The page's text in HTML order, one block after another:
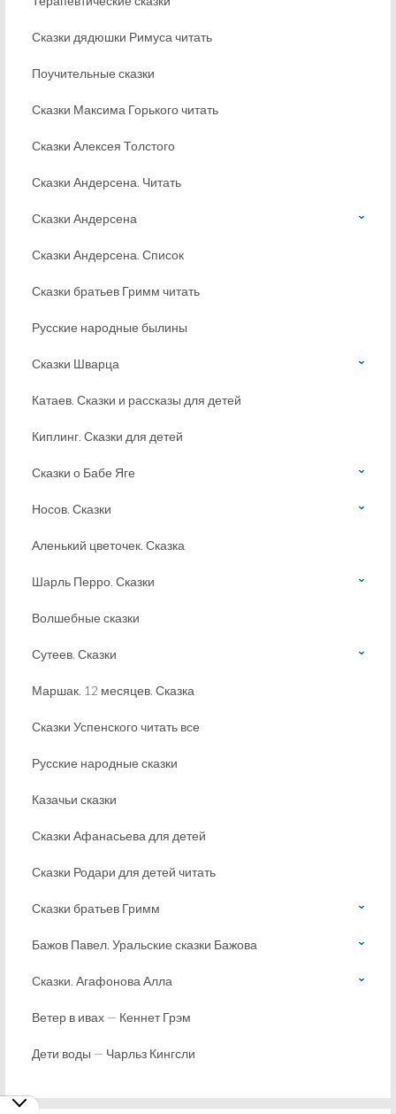
Сказки дядюшки Римуса читать
Поучительные сказки
Сказки Максима Горького читать
Сказки Алексея Толстого
Сказки Андерсена. Читать
Сказки Андерсена
Сказки Андерсена. Список
Сказки братьев Гримм читать
Русские народные былины
Сказки Шварца
Катаев. Сказки и рассказы для детей
Киплинг. Сказки для детей
Сказки о Бабе Яге
Носов. Сказки
Аленький цветочек. Сказка
Шарль Перро. Сказки
Волшебные сказки
Сутеев. Сказки
Маршак. 12 месяцев. Сказка
Сказки Успенского читать все
Русские народные сказки
Казачьи сказки
Сказки Афанасьева для детей
Сказки Родари для детей читать
Сказки братьев Гримм
Бажов Павел. Уральские сказки Бажова
Сказки. Агафонова Алла
Ветер в ивах — Кеннет Грэм
Дети воды — Чарльз Кингсли